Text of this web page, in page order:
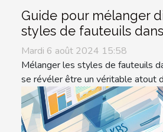
Guide pour mélanger
styles de fauteuils
Mardi 6 août 2024 15:58
Mélanger les styles de fauteuils
se révéler être un véritable atout